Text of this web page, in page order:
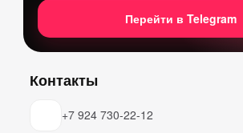
Перейти в Telegram
Контакты
+7 924 730-22-12